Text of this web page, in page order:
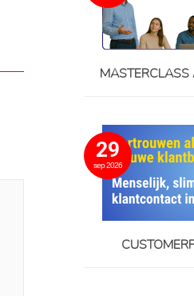
MASTERCLASS
29
sep 2026